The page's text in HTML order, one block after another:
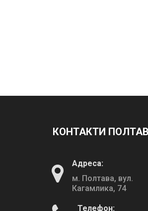
КОНТАКТИ
Адреса:
м. Полтава, вул.
Кагамлика, 74
Телефон: